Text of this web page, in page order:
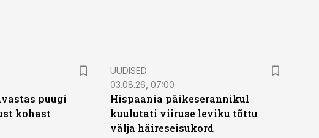
puugi
kohast
UUDISED
03.08.26, 07:00
Hispaania päikeserannikul
kuulutati viiruse leviku tõttu
välja häireseisukord